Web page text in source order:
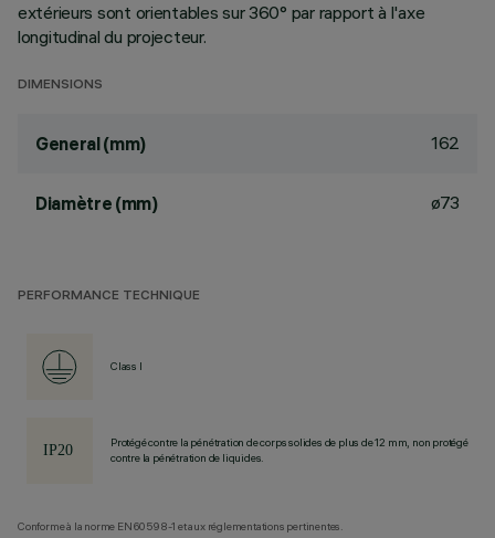
extérieurs sont orientables sur 360° par rapport à l'axe
longitudinal du projecteur.
DIMENSIONS
General (mm) 162
Diamètre (mm) ø73
PERFORMANCE TECHNIQUE
Class I
Protégé contre la pénétration de corps solides de plus de 12 mm, non protégé
contre la pénétration de liquides.
Conforme à la norme EN60598-1 et aux réglementations pertinentes.